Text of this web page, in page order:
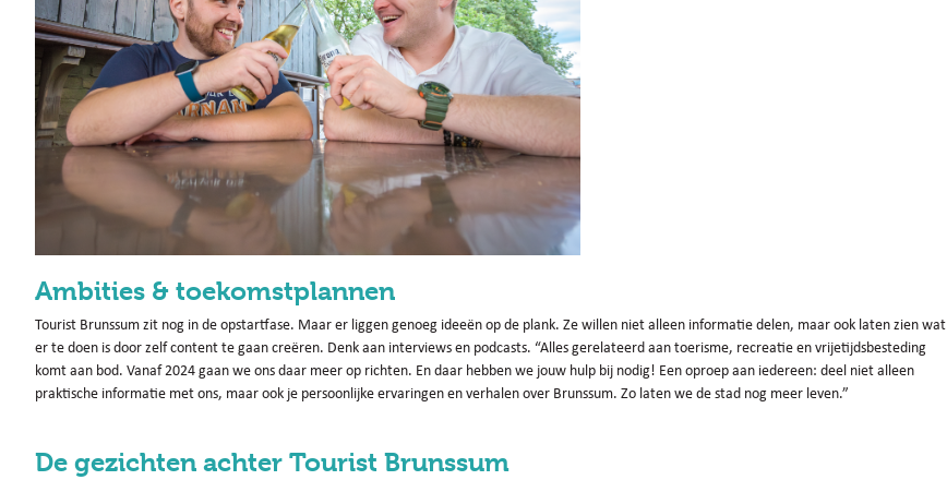
Ambities & toekomstplannen
Tourist Brunssum zit nog in de opstartfase. Maar er liggen genoeg ideeën op de plank. Ze willen niet alleen informatie delen, maar ook laten zien wat
er te doen is door zelf content te gaan creëren. Denk aan interviews en podcasts. “Alles gerelateerd aan toerisme, recreatie en vrijetijdsbesteding
komt aan bod. Vanaf 2024 gaan we ons daar meer op richten. En daar hebben we jouw hulp bij nodig! Een oproep aan iedereen: deel niet alleen
praktische informatie met ons, maar ook je persoonlijke ervaringen en verhalen over Brunssum. Zo laten we de stad nog meer leven.”
De gezichten achter Tourist Brunssum